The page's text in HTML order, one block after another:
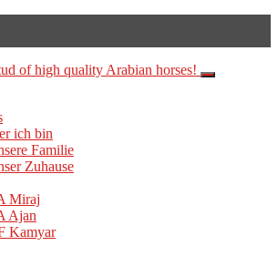
of high quality Arabian horses!
ich bin
Familie
Zuhause
Miraj
Ajan
Kamyar